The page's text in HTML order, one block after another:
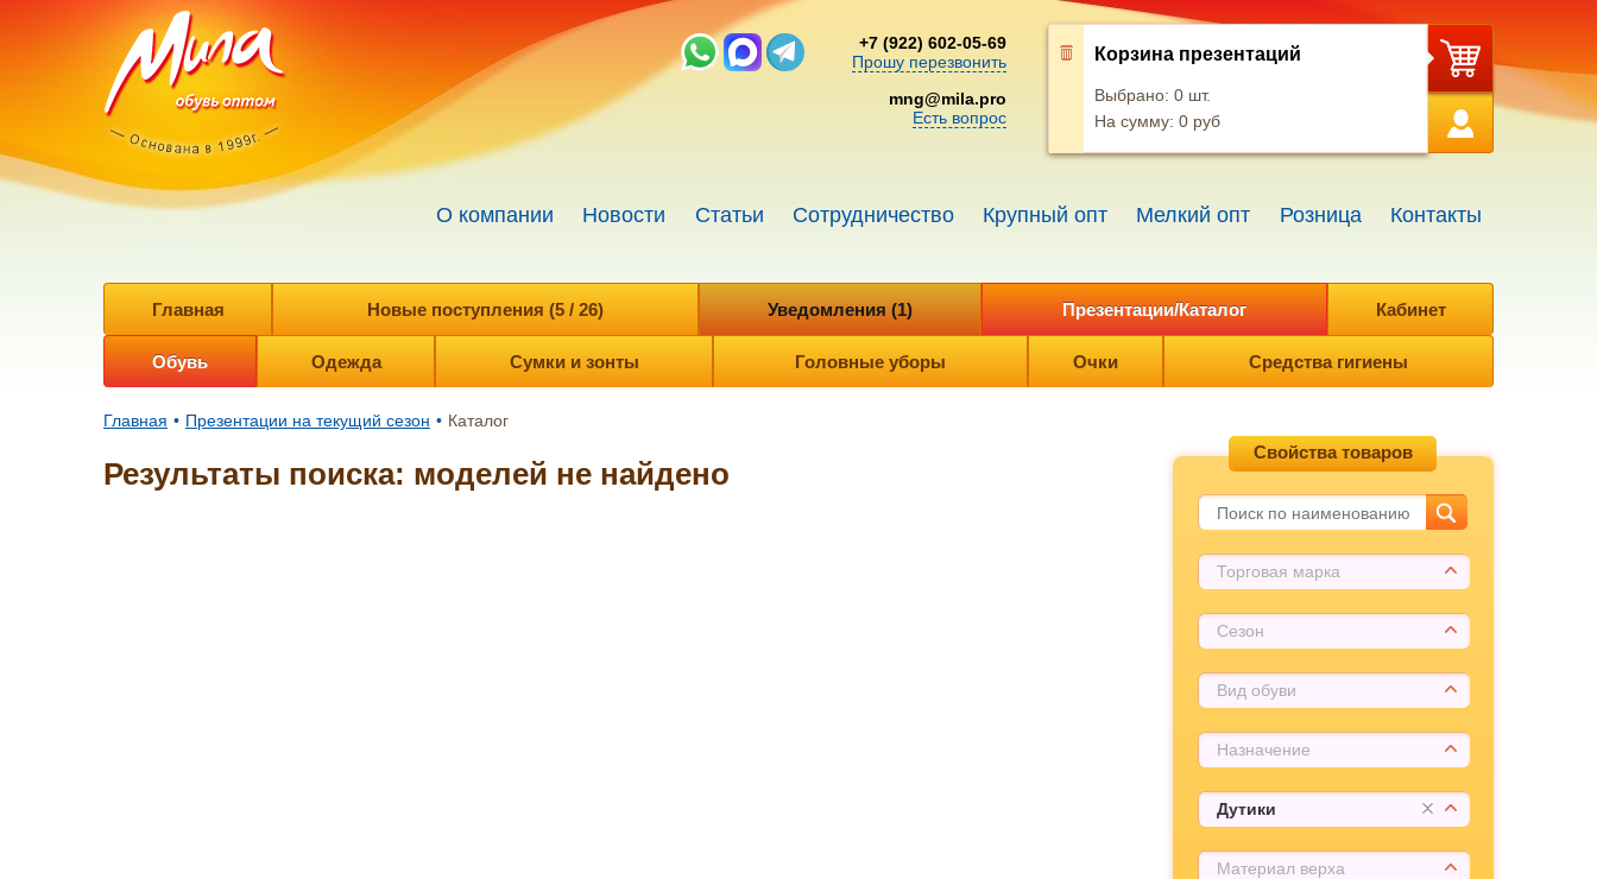
+7 (922) 602-05-69
Прошу перезвонить
mng@mila.pro
Есть вопрос
Корзина презентаций
Выбрано: 0 шт.
На сумму: 0 руб
О компании Новости Статьи Сотрудничество Крупный опт Мелкий опт Розница Контакты
Главная Новые поступления (5 / 26) Уведомления (1) Презентации/Каталог Кабинет
Обувь Одежда Сумки и зонты Головные уборы Очки Средства гигиены
Главная • Презентации на текущий сезон • Каталог
Результаты поиска: моделей не найдено
Свойства товаров
Торговая марка
Сезон
Вид обуви
Назначение
Дутики
Материал верха